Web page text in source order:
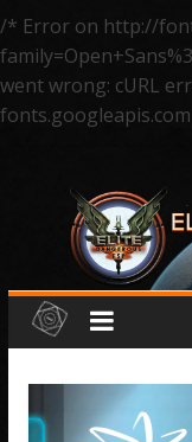
/* Error on http://
went wrong: cURL